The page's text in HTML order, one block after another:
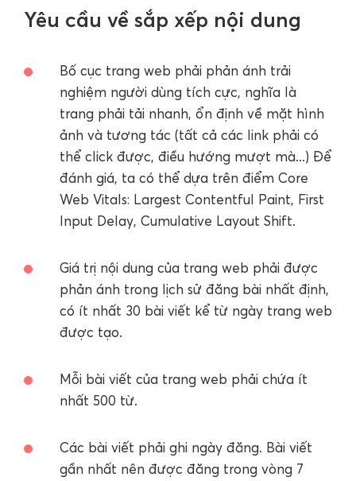
Yêu cầu về sắp xếp nội dung
Bố cục trang web phải phản ánh trải
nghiệm người dùng tích cực, nghĩa là
trang phải tải nhanh, ổn định về mặt hình
ảnh và tương tác (tất cả các link phải có
thể click được, điều hướng mượt mà...) Để
đánh giá, ta có thể dựa trên điểm Core
Web Vitals: Largest Contentful Paint, First
Input Delay, Cumulative Layout Shift.
Giá trị nội dung của trang web phải được
phản ánh trong lịch sử đăng bài nhất định,
có ít nhất 30 bài viết kể từ ngày trang web
được tạo.
Mỗi bài viết của trang web phải chứa ít
nhất 500 từ.
Các bài viết phải ghi ngày đăng. Bài viết
gần nhất nên được đăng trong vòng 7